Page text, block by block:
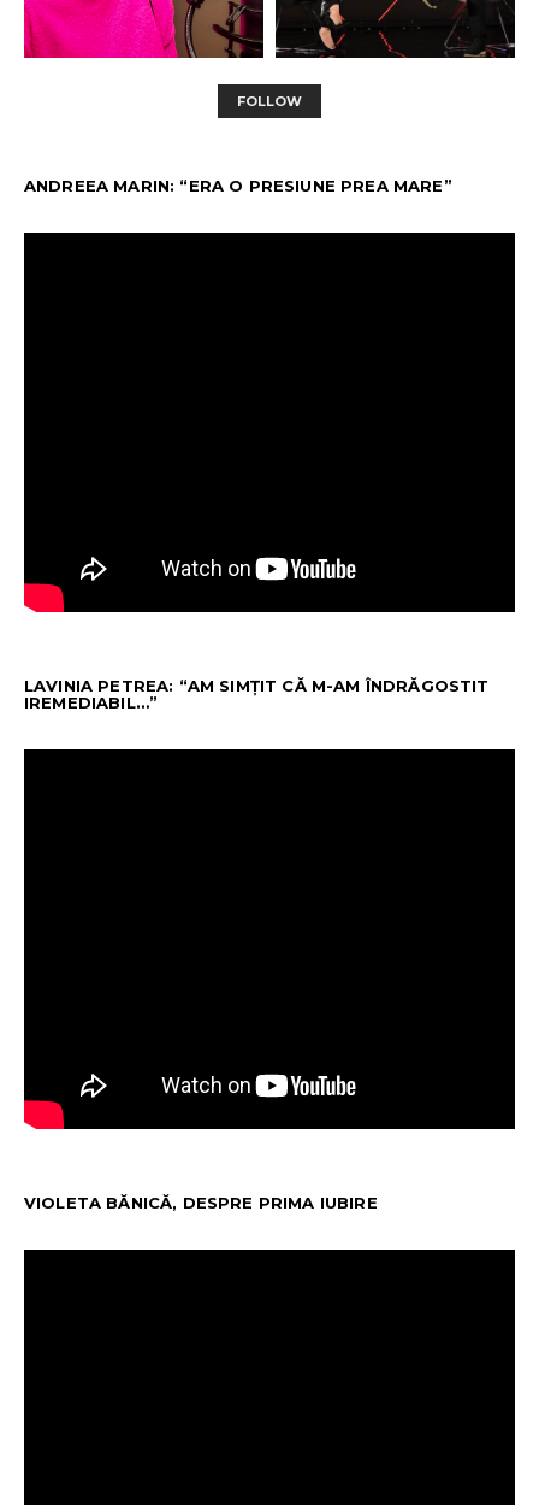
FOLLOW
ANDREEA MARIN: “ERA O PRESIUNE PREA MARE”
LAVINIA PETREA: “AM SIMȚIT CĂ M-AM ÎNDRĂGOSTIT
IREMEDIABIL…”
VIOLETA BĂNICĂ, DESPRE PRIMA IUBIRE